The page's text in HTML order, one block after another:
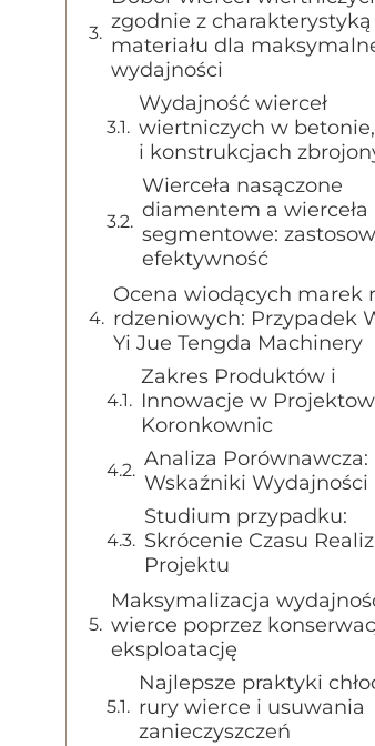
zgodnie z charakterystyką
materiału dla
wydajności
Wydajność wierceł
wiertniczych w
i konstrukcjach
Wierceła nasączone
diamentem a wierceła
segmentowe:
efektywność
Ocena wiodących marek
rdzeniowych: Przypadek
Yi Jue Tengda Machinery
Zakres Produktów i
Innowacje w
Koronkownic
Analiza Porównawcza:
Wskaźniki Wydajności
Studium przypadku:
Skrócenie Czasu
Projektu
Maksymalizacja
wierce poprzez
eksploatację
Najlepsze praktyki
rury wierce i usuwania
zanieczyszczeń